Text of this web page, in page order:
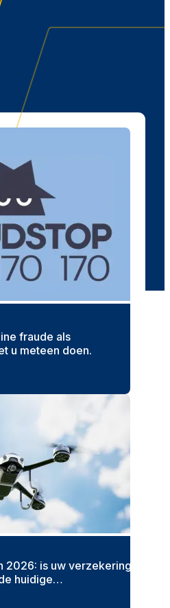
fraude als
u meteen doen.
2026: is uw verzekering
huidige…